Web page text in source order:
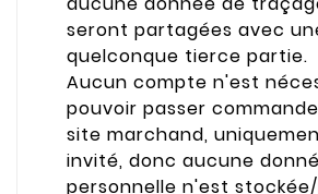
seront partagées avec
quelconque tierce partie.
Aucun compte n'est
pouvoir passer
site marchand,
invité, donc aucune
personnelle n'est